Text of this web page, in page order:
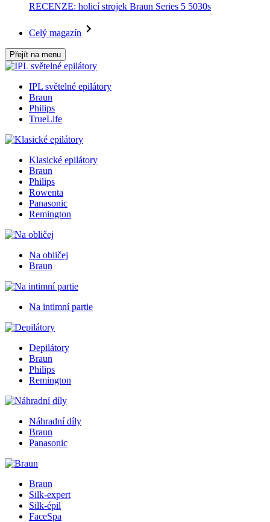
RECENZE: holicí strojek Braun Series 5 5030s
Celý magazín
Přejít na menu
IPL světelné epilátory
Braun
Philips
TrueLife
Klasické epilátory
Braun
Philips
Rowenta
Panasonic
Remington
Na obličej
Braun
Na intimní partie
Depilátory
Braun
Philips
Remington
Náhradní díly
Braun
Panasonic
Braun
Silk-expert
Silk-épil
FaceSpa